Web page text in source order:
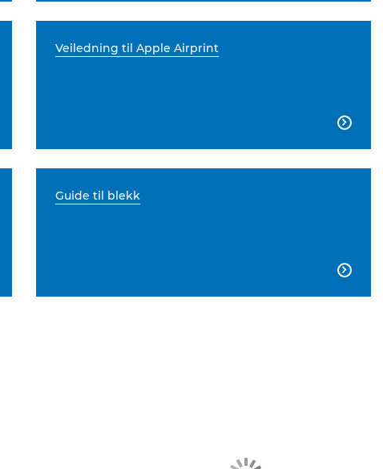
Veiledning til Apple Airprint

Guide til blekk
